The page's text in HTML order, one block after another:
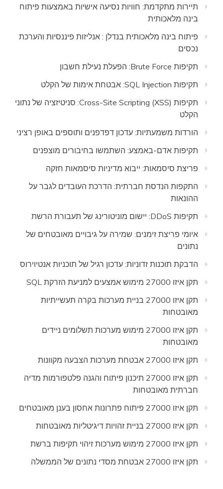
תיירות מתקדמת: חוויות נסיעה אישיות באמצעות פיתוח
בינה מלאכותית
פיתוח בינה מלאכותית בנדלן : אנליזות פיננסיות והערכת
נכסים
תקיפות Brute Force: הפעלת נעילת חשבון
תקיפות SQL Injection: אבטחת אימות של הקלט
תקיפות Cross-Site Scripting (XSS): סניטיזציה של נתוני
הקלט
הורדות משמעתיות: עדכון דפדפנים ותוספים באופן רציני
תקיפות אדם-באמצע: השתמשו בחיבורים מוצפנים
פריצת סיסמאות: ייבוא מדיניות סיסמאות חזקה
התקפות הנדסת חברתית: הדרכת העובדים לגבר על
ההונאות
תקיפות DDoS: יישום מוניטורינג של תעבורת הרשת
איומי פריצת זימנים: שמירה על גיבויים מאובטחים של
נתונים
הדבקת תוכנות זדוניות: עדכון רגיל של תוכניות אנטיוירוס
תקן איזו 27000 מימוש אמצעים למניעת הזרקת SQL
תקן איזו 27000 בניית מערכות בקרה תעשייתיות
מאובטחות
תקן איזו 27000 מימוש מערכות תשלומים ניידים
מאובטחות
תקן איזו 27000 אבטחת מערכות הצבעה מקוונות
תקן איזו 27000 תיכנון פיתוח והגנה פלטפורמות מדיה
חברתית מאובטחות
תקן איזו 27000 פיתוח פתרונות אחסון בענן מאובטחים
תקן איזו 27000 בניית זהויות דיגיטליות מאובטחות
תקן איזו 27000 מימוש מערכות זיהוי תקיפות ברשת
תקן איזו 27000 אבטחת מסדי נתונים של הממשלה